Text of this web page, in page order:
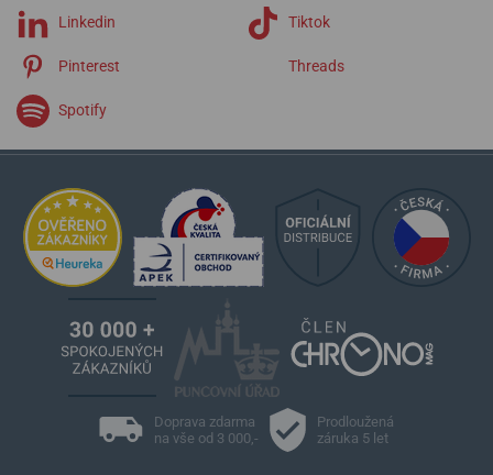
Linkedin Tiktok
Pinterest Threads
Spotify
Doprava zdarma
na vše od 3 000,-
Prodloužená
záruka 5 let